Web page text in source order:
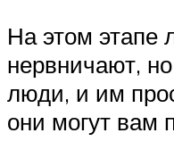
На этом этапе
нервничают,
люди, и им
они могут вам